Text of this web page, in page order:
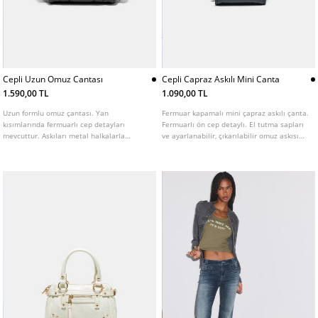
Cepli Uzun Omuz Cantası
1.590,00 TL
Uzun formlu omuz çantası. Yan
kısımlarında fermuarlı cep detayları
mevcuttur. Askıları metal halkalarla
Cepli Capraz Askılı Mini Canta
1.090,00 TL
Fermuar kapamalı mini çapraz askılı çanta.
Fermuarlı ön cep detaylı. El tutma sapları
ve ayarlanabilir, çıkarılabilir omuz askısı